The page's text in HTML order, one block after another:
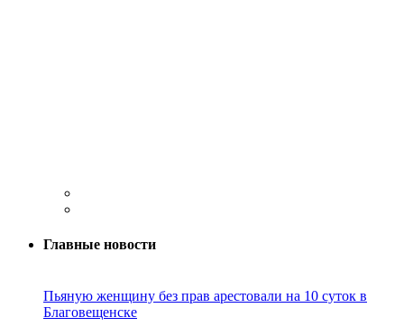
Главные новости
Пьяную женщину без прав арестовали на 10 суток в
Благовещенске